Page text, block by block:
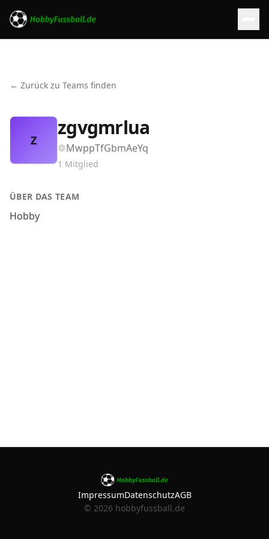
← Zurück zu Teams finden
Z
zgvgmrlua
MwppTfGbmAeYq
1 Mitglied
ÜBER DAS TEAM
Hobby
ImpressumDatenschutzAGB
© 2026 hobbyfussball.de